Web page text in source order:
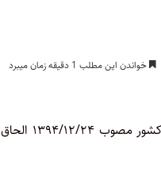
خواندن این مطلب 1 دقیقه زمان میبرد
در کشور مصوب ۱۳۹۴/۱۲/۲۴ الحاق